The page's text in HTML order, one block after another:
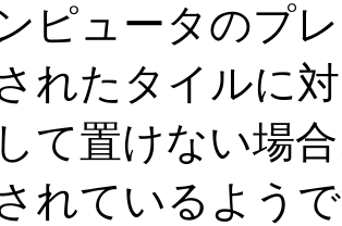
ピュータのプ
れたタイルに
て置けない場
れているよう